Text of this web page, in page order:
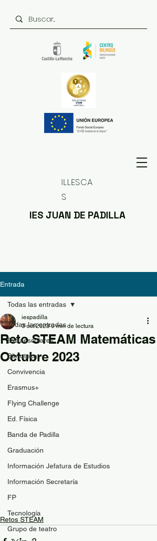
ILLESCA
S
IES JUAN DE PADILLA
Entrada
Todas las entradas
Extraescolares
Biblioteca
Convivencia
Erasmus+
Flying Challenge
Ed. Física
Banda de Padilla
Graduación
Información Jefatura de Estudios
Información Secretaría
FP
Tecnología
Grupo de teatro
Todas las entradas
Reto STEAM Matemáticas
Octubre 2023
iespadilla
3 oct 2023 0 min de lectura
Retos STEAM